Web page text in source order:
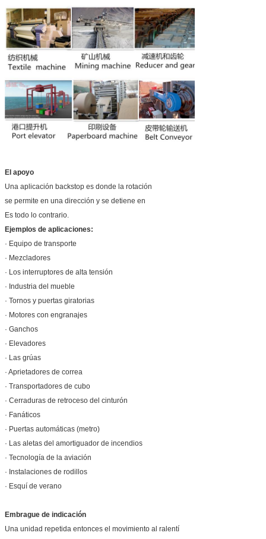
El apoyo
Una aplicación backstop es donde la rotación
se permite en una dirección y se detiene en
Es todo lo contrario.
Ejemplos de aplicaciones:
· Equipo de transporte
· Mezcladores
· Los interruptores de alta tensión
· Industria del mueble
· Tornos y puertas giratorias
· Motores con engranajes
· Ganchos
· Elevadores
· Las grúas
· Aprietadores de correa
· Transportadores de cubo
· Cerraduras de retroceso del cinturón
· Fanáticos
· Puertas automáticas (metro)
· Las aletas del amortiguador de incendios
· Tecnología de la aviación
· Instalaciones de rodillos
· Esquí de verano
Embrague de indicación
Una unidad repetida entonces el movimiento al ralentí